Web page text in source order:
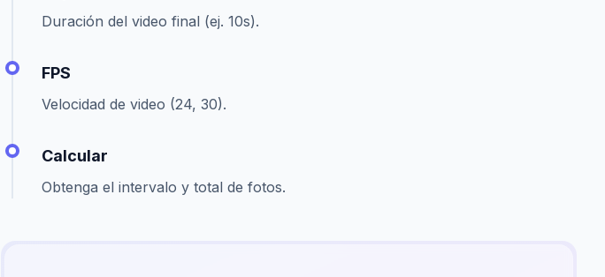
Duración del video final (ej. 10s).
FPS
Velocidad de video (24, 30).
Calcular
Obtenga el intervalo y total de fotos.